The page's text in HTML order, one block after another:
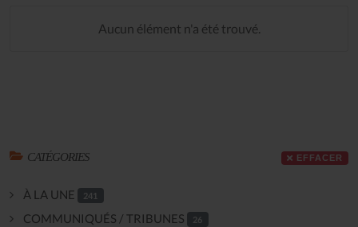
Aucun élément n'a été trouvé.
CATÉGORIES EFFACER
À LA UNE 241
COMMUNIQUÉS / TRIBUNES 26